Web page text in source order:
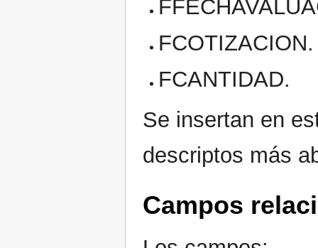
FCOTIZACION.
FCANTIDAD.
Se insertan en
descriptos más
Campos